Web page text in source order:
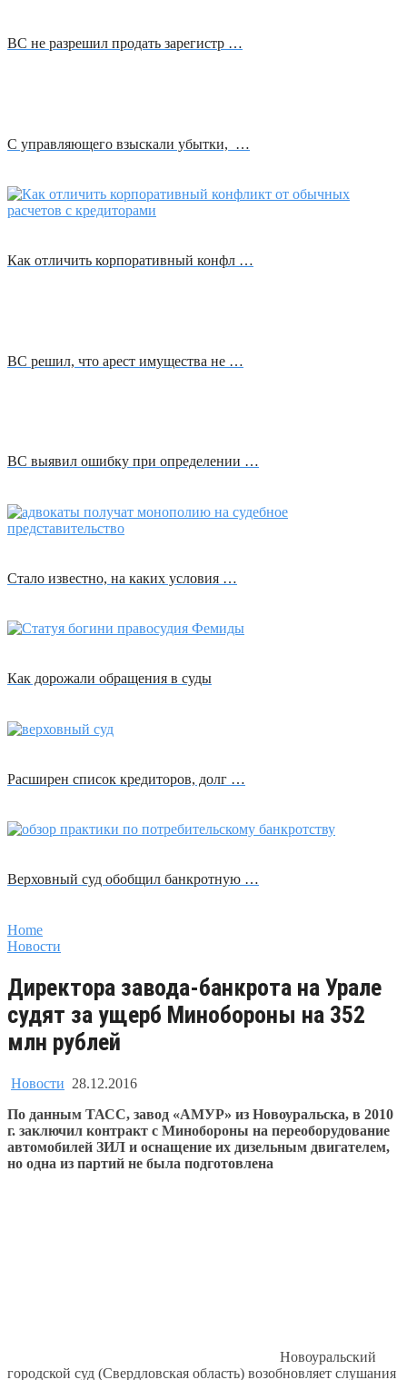
ВС не разрешил продать зарегистр …
С управляющего взыскали убытки, …
Как отличить корпоративный конфл …
ВС решил, что арест имущества не …
ВС выявил ошибку при определении …
Стало известно, на каких условия …
Как дорожали обращения в суды
Расширен список кредиторов, долг …
Верховный суд обобщил банкротную …
Home
Новости
Директора завода-банкрота на Урале
судят за ущерб Минобороны на 352
млн рублей
Новости 28.12.2016
По данным ТАСС, завод «АМУР» из Новоуральска, в 2010
г. заключил контракт с Минобороны на переоборудование
автомобилей ЗИЛ и оснащение их дизельным двигателем,
но одна из партий не была подготовлена
Новоуральский
городской суд (Свердловская область) возобновляет слушания